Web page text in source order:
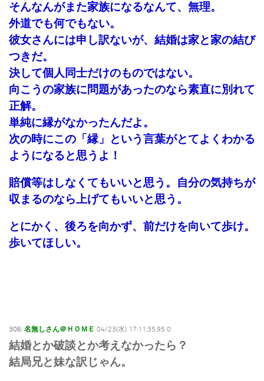
そんなんがまた家族になるなんて、無理。
外道でも何でもない。
彼女さんには申し訳ないが、結婚は家と家の結び
つきだ。
決して個人同士だけのものではない。
向こうの家族に問題があったのなら素直に別れて
正解。
単純に縁がなかったんだよ。
次の時にこの「縁」という言葉がとてよくわかる
ようになると思うよ！
賠償等はしなくてもいいと思う。自分の気持ちが
収まるのなら上げてもいいと思う。
とにかく、後ろを向かず、前だけを向いて歩け。
歩いてほしい。
306: 名無しさん＠ＨＯＭＥ 04/23(水) 17:11:35.95 0
結婚とか破談とか考えなかったら？
結局兄と妹な訳じゃん。